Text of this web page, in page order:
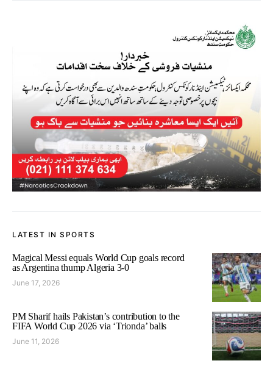
LATEST IN SPORTS
Magical Messi equals World Cup goals record
as Argentina thump Algeria 3-0
June 17, 2026
PM Sharif hails Pakistan’s contribution to the
FIFA World Cup 2026 via ‘Trionda’ balls
June 11, 2026